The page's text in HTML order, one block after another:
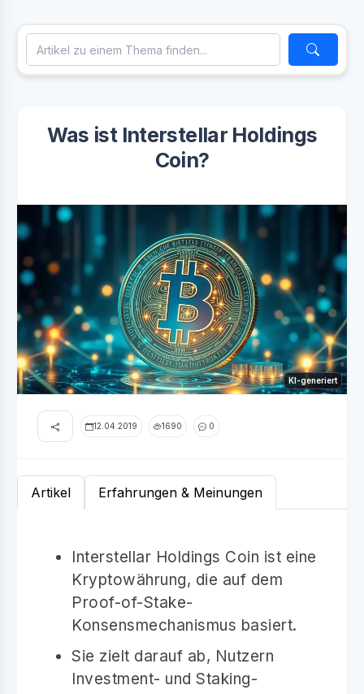
Was ist Interstellar Holdings
Coin?
KI-generiert
12.04.2019 1690 0
Artikel Erfahrungen & Meinungen
Interstellar Holdings Coin ist eine
Kryptowährung, die auf dem
Proof-of-Stake-
Konsensmechanismus basiert.
Sie zielt darauf ab, Nutzern
Investment- und Staking-